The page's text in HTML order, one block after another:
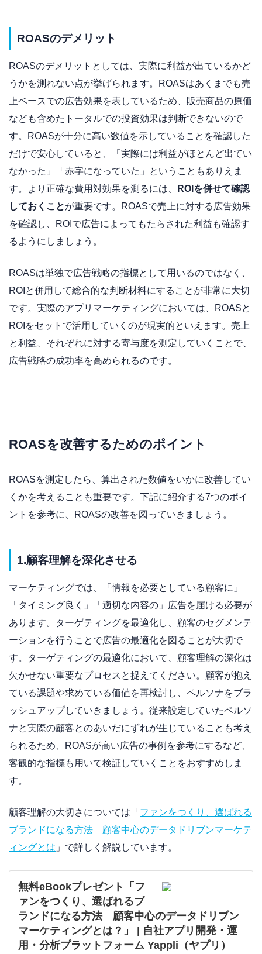
ROASのデメリット
ROASのデメリットとしては、実際に利益が出ているかど
うかを測れない点が挙げられます。ROASはあくまでも売
上ベースでの広告効果を表しているため、販売商品の原価
なども含めたトータルでの投資効果は判断できないので
す。ROASが十分に高い数値を示していることを確認した
だけで安心していると、「実際には利益がほとんど出てい
なかった」「赤字になっていた」ということもありえま
す。より正確な費用対効果を測るには、
ROIを併せて確認
しておくことが重要です。ROASで売上に対する広告効果
を確認し、ROIで広告によってもたらされた利益も確認す
るようにしましょう。
ROASは単独で広告戦略の指標として用いるのではなく、
ROIと併用して総合的な判断材料にすることが非常に大切
です。実際のアプリマーケティングにおいては、ROASと
ROIをセットで活用していくのが現実的といえます。売上
と利益、それぞれに対する寄与度を測定していくことで、
広告戦略の成功率を高められるのです。
ROASを改善するためのポイント
ROASを測定したら、算出された数値をいかに改善してい
くかを考えることも重要です。下記に紹介する7つのポイ
ントを参考に、ROASの改善を図っていきましょう。
1.顧客理解を深化させる
マーケティングでは、「情報を必要としている顧客に」
「タイミング良く」「適切な内容の」広告を届ける必要が
あります。ターゲティングを最適化し、顧客のセグメンテ
ーションを行うことで広告の最適化を図ることが大切で
す。ターゲティングの最適化において、顧客理解の深化は
欠かせない重要なプロセスと捉えてください。顧客が抱え
ている課題や求めている価値を再検討し、ペルソナをブラ
ッシュアップしていきましょう。従来設定していたペルソ
ナと実際の顧客とのあいだにずれが生じていることも考え
られるため、ROASが高い広告の事例を参考にするなど、
客観的な指標も用いて検証していくことをおすすめしま
す。
顧客理解の大切さについては「 ファンをつくり、選ばれる
ブランドになる方法 顧客中心のデータドリブンマーケテ
ィングとは 」で詳しく解説しています。
無料eBookプレゼント「フ
ァンをつくり、選ばれるブ
ランドになる方法 顧客中心のデータドリブン
マーケティングとは？」 | 自社アプリ開発・運
用・分析プラットフォーム Yappli（ヤプリ）